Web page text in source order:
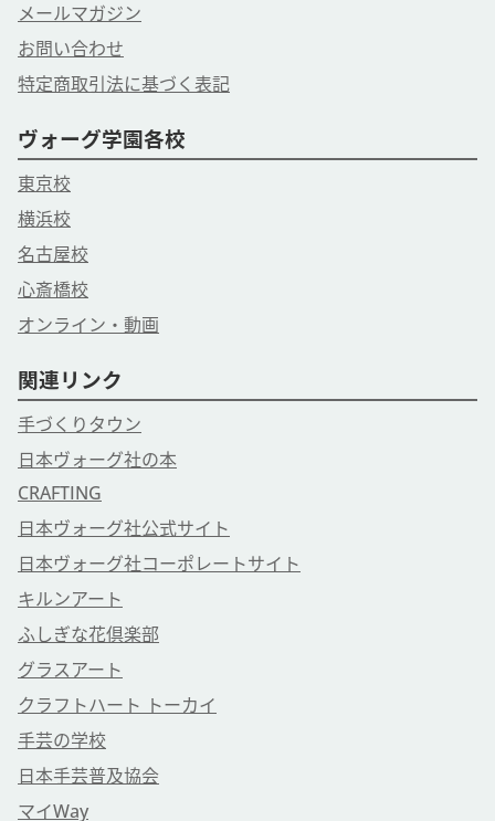
メールマガジン
お問い合わせ
特定商取引法に基づく表記
ヴォーグ学園各校
東京校
横浜校
名古屋校
心斎橋校
オンライン・動画
関連リンク
手づくりタウン
日本ヴォーグ社の本
CRAFTING
日本ヴォーグ社公式サイト
日本ヴォーグ社コーポレートサイト
キルンアート
ふしぎな花倶楽部
グラスアート
クラフトハート トーカイ
手芸の学校
日本手芸普及協会
マイWay